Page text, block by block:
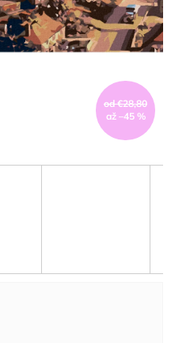
od €28,80
až –45 %